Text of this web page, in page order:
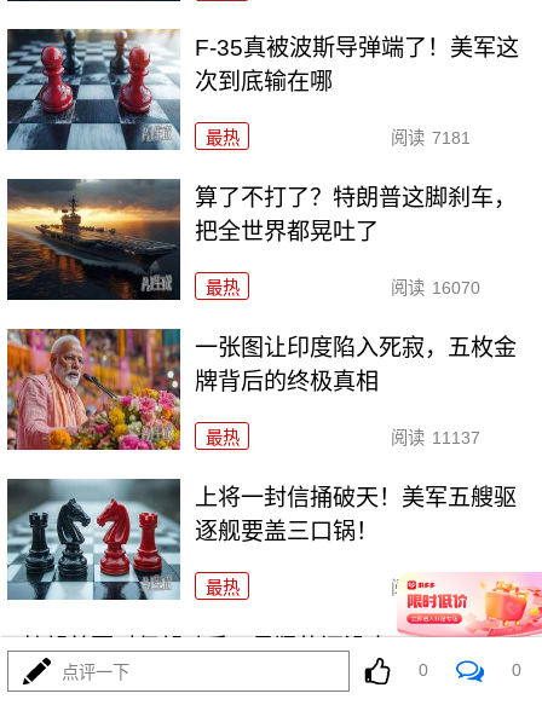
F-35真被波斯导弹端了！美军这
次到底输在哪
最热 阅读 7181
算了不打了？特朗普这脚刹车，
把全世界都晃吐了
最热 阅读 16070
一张图让印度陷入死寂，五枚金
牌背后的终极真相
最热 阅读 11137
上将一封信捅破天！美军五艘驱
逐舰要盖三口锅！
最热 阅读 7796
特朗普要对伊朗动手？最狠的还没来，最骚的来了
点评一下 0 0